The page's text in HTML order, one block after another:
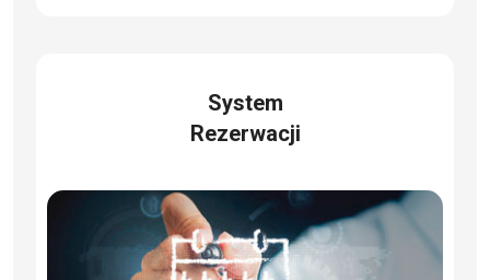
System
Rezerwacji